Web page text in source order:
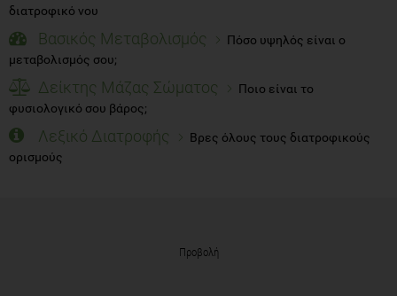
διατροφικό νου
Βασικός Μεταβολισμός
Πόσο υψηλός είναι ο
μεταβολισμός σου;
Δείκτης Μάζας Σώματος
Ποιο είναι το
φυσιολογικό σου βάρος;
Λεξικό Διατροφής
Βρες όλους τους διατροφικούς
ορισμούς
Προβολή